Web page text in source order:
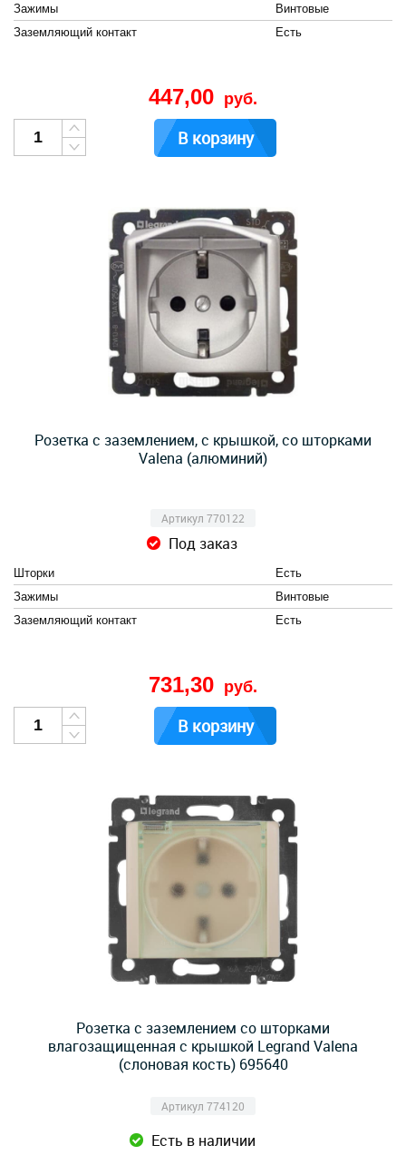
Зажимы
Винтовые
Заземляющий контакт
Есть
447,00 руб.
В корзину
Розетка с заземлением, с крышкой, со шторками
Valena (алюминий)
Артикул 770122
Под заказ
Шторки
Есть
Зажимы
Винтовые
Заземляющий контакт
Есть
731,30 руб.
В корзину
Розетка с заземлением со шторками
влагозащищенная с крышкой Legrand Valena
(слоновая кость) 695640
Артикул 774120
Есть в наличии